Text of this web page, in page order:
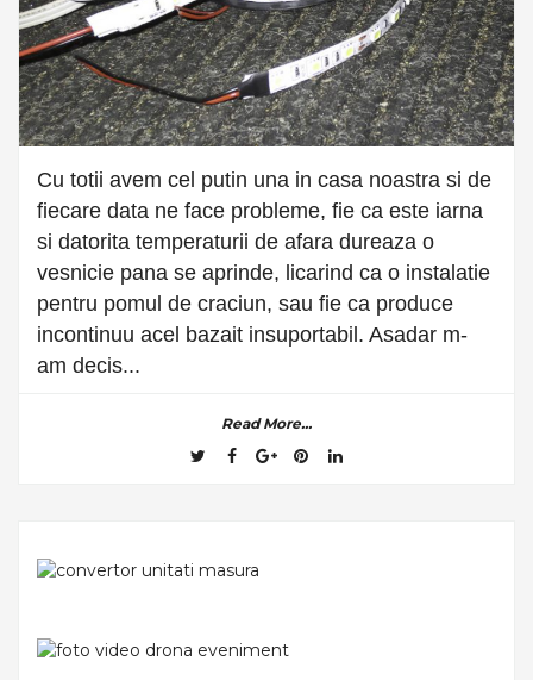
Cu totii avem cel putin una in casa noastra si de
fiecare data ne face probleme, fie ca este iarna
si datorita temperaturii de afara dureaza o
vesnicie pana se aprinde, licarind ca o instalatie
pentru pomul de craciun, sau fie ca produce
incontinuu acel bazait insuportabil. Asadar m-
am decis...
Read More...